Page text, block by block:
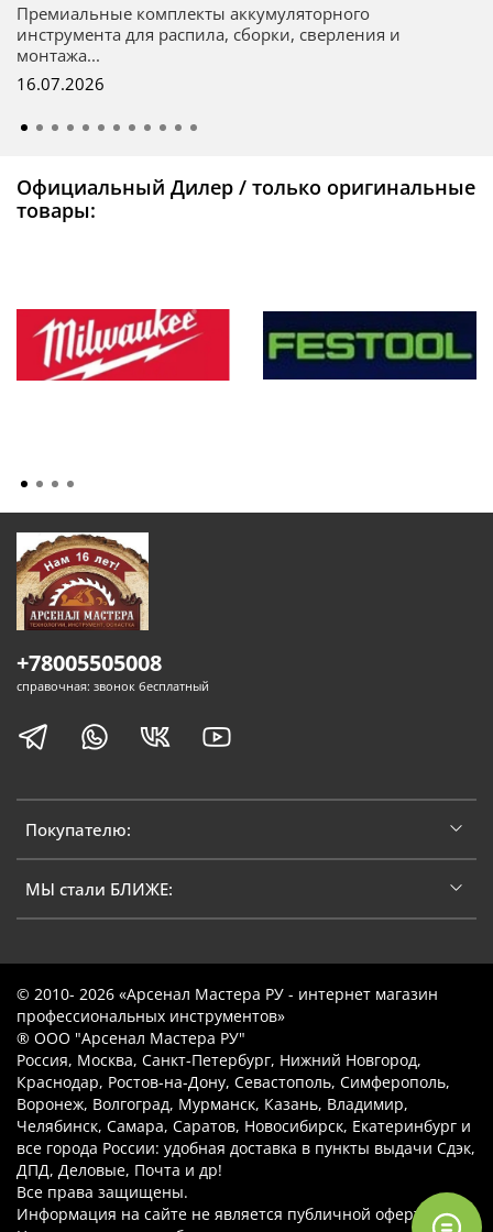
Премиальные комплекты аккумуляторного
инструмента для распила, сборки, сверления и
монтажа...
16.07.2026
Официальный Дилер / только оригинальные
товары:
Покупателю:
МЫ стали БЛИЖЕ:
+78005505008
справочная: звонок бесплатный
© 2010- 2026 «Арсенал Мастера РУ - интернет магазин
профессиональных инструментов»
® ООО "Арсенал Мастера РУ"
Россия, Москва, Санкт-Петербург, Нижний Новгород,
Краснодар, Ростов-на-Дону, Севастополь, Симферополь,
Воронеж, Волгоград, Мурманск, Казань, Владимир,
Челябинск, Самара, Саратов, Новосибирск, Екатеринбург и
все города России: удобная доставка в пункты выдачи Сдэк,
ДПД, Деловые, Почта и др!
Все права защищены.
Информация на сайте не является публичной офертой.